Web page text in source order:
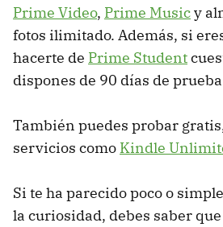
Prime Video, Prime Musicy
fotos ilimitado. Además, si
hacerte de Prime Student
dispones de 90 días de
También puedes probar
servicios como Kindle
Si te ha parecido poco o
la curiosidad, debes saber